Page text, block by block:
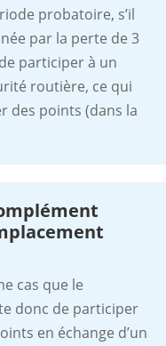
probatoire, s’il
par la perte de 3
participer à un
routière, ce qui
des points (dans la
cas que le
donc de participer
en échange d’un